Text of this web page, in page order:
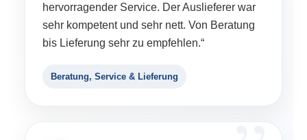
hervorragender Service. Der Auslieferer war
sehr kompetent und sehr nett. Von Beratung
bis Lieferung sehr zu empfehlen.“
Beratung, Service & Lieferung